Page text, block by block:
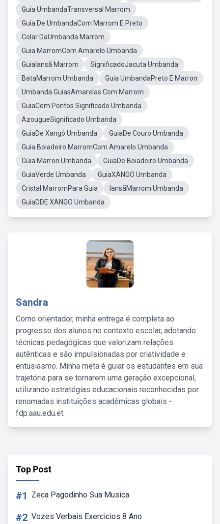
Guia UmbandaTransversal Marrom
Guia De UmbandaCom Marrom E Preto
Colar DaUmbanda Marrom
Guia MarromCom Amarelo Umbanda
GuiaIansã Marrom
SignificadoJacuta Umbanda
BataMarrom Umbanda
Guia UmbandaPreto E Marron
Umbanda GuiasAmarelas Com Marrom
GuiaCom Pontos Significado Umbanda
AzougueSignificado Umbanda
GuiaDe Xangô Umbanda
GuiaDe Couro Umbanda
Guia Boiadeiro MarromCom Amarelo Umbanda
Guia Marron Umbanda
GuiaDe Boiadeiro Umbanda
GuiaVerde Umbanda
GuiaXANGO Umbanda
Cristal MarromPara Guia
IansãMarrom Umbanda
GuiaDDE XANGO Umbanda
Sandra
Como orientador, minha entrega é completa ao
progresso dos alunos no contexto escolar, adotando
técnicas pedagógicas que valorizam relações
autênticas e são impulsionadas por criatividade e
entusiasmo. Minha meta é guiar os estudantes em sua
trajetória para se tornarem uma geração excepcional,
utilizando estratégias educacionais reconhecidas por
renomadas instituições acadêmicas globais -
fdp.aau.edu.et.
Top Post
#1 Zeca Pagodinho Sua Musica
#2 Vozes Verbais Exercicios 8 Ano